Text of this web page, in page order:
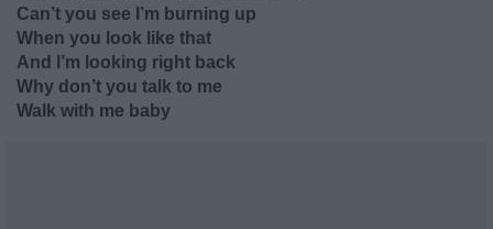
Can’t you see I’m burning up
When you look like that
And I’m looking right back
Why don’t you talk to me
Walk with me baby